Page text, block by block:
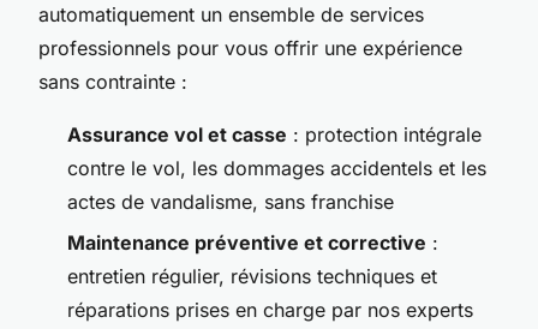
automatiquement un ensemble de services
professionnels pour vous offrir une expérience
sans contrainte :
Assurance vol et casse : protection intégrale
contre le vol, les dommages accidentels et les
actes de vandalisme, sans franchise
Maintenance préventive et corrective :
entretien régulier, révisions techniques et
réparations prises en charge par nos experts